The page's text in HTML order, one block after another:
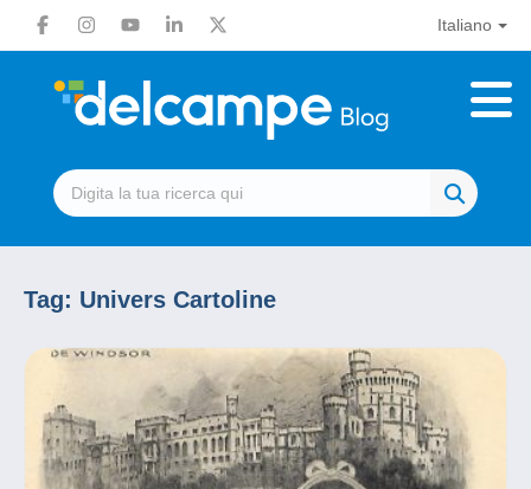
Italiano
Tag: Univers Cartoline